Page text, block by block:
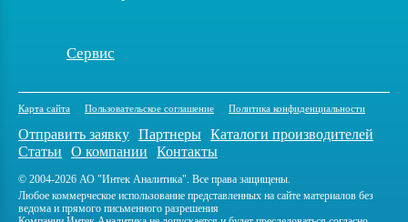
Сервис
Карта сайта Пользовательское соглашение Политика конфиденциальности
Отправить заявку Партнеры Каталоги производителей
Статьи
О компании Контакты
© 2004-2026 АО "Интек Аналитика". Все права защищены.
Любое коммерческое использование представленных на сайте материалов без
ведома и прямого письменного разрешения